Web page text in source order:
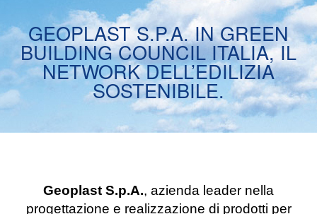
GEOPLAST S.P.A. IN GREEN
BUILDING COUNCIL ITALIA, IL
NETWORK DELL’EDILIZIA
SOSTENIBILE.
Geoplast S.p.A., azienda leader nella
progettazione e realizzazione di prodotti per